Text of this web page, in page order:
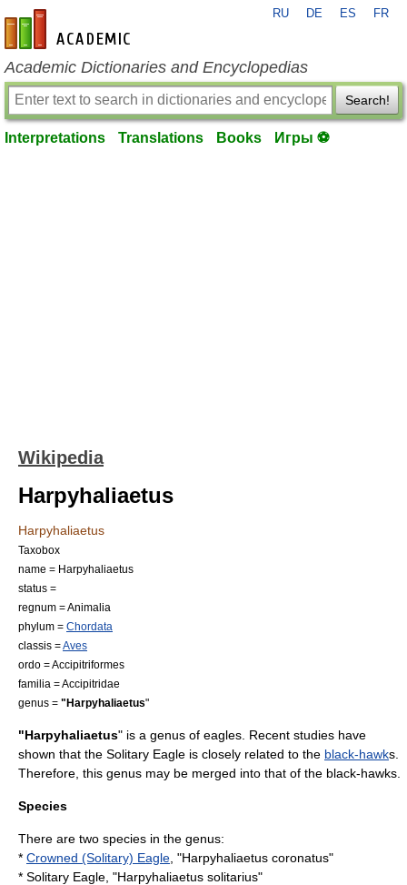
en-academic.com
RU DE ES FR
Academic Dictionaries and Encyclopedias
Search!
Interpretations Translations Books Игры ⚽
Wikipedia
Harpyhaliaetus
Harpyhaliaetus
Taxobox
name = Harpyhaliaetus
status =
regnum =Animalia
phylum = Chordata
classis =Aves
ordo =Accipitriformes
familia =Accipitridae
genus = "Harpyhaliaetus"
"Harpyhaliaetus" is a genus of eagles . Recent studies have
shown that the Solitary Eagle is closely related to the black-hawks.
Therefore, this genus may be merged into that of the black-hawks.
Species
There are two species in the genus:
* Crowned (Solitary) Eagle , "Harpyhaliaetus coronatus"
* Solitary Eagle , "Harpyhaliaetus solitarius"